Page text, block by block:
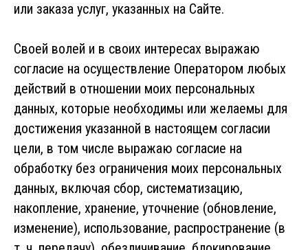
или заказа услуг, указанных на Сайте.
Своей волей и в своих интересах выражаю
согласие на осуществление Оператором любых
действий в отношении моих персональных
данных, которые необходимы или желаемы для
достижения указанной в настоящем согласии
цели, в том числе выражаю согласие на
обработку без ограничения моих персональных
данных, включая сбор, систематизацию,
накопление, хранение, уточнение (обновление,
изменение), использование, распространение (в